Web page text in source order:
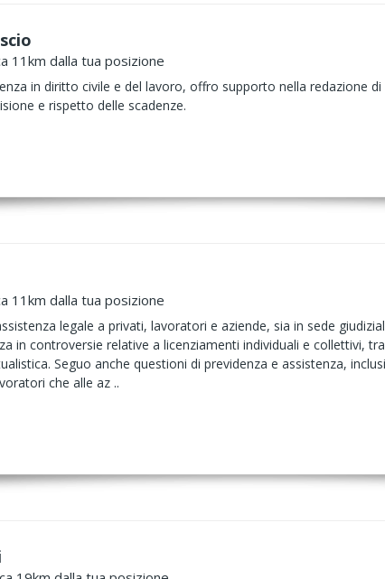
11km dalla tua posizione
in diritto civile e del lavoro, offro supporto nella redazione
e rispetto delle scadenze.
11km dalla tua posizione
legale a privati, lavoratori e aziende, sia in sede
in controversie relative a licenziamenti individuali e collettivi,
Seguo anche questioni di previdenza e assistenza,
che alle az ..